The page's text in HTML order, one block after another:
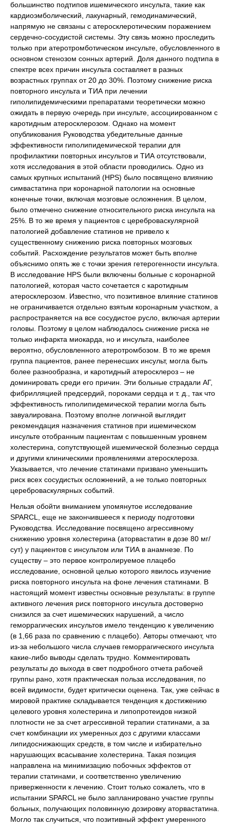
большинство подтипов ишемического инсульта, такие как
кардиоэмболический, лакунарный, гемодинамический,
напрямую не связаны с атеросклеротическим поражением
сердечно-сосудистой системы. Эту связь можно проследить
только при атеротромботическом инсульте, обусловленного в
основном стенозом сонных артерий. Доля данного подтипа в
спектре всех причин инсульта составляет в разных
возрастных группах от 20 до 30%. Поэтому снижение риска
повторного инсульта и ТИА при лечении
гиполипидемическими препаратами теоретически можно
ожидать в первую очередь при инсульте, ассоциированном с
каротидным атеросклерозом. Однако на момент
опубликования Руководства убедительные данные
эффективности гиполипидемической терапии для
профилактики повторных инсультов и ТИА отсутствовали,
хотя исследования в этой области проводились. Одно из
самых крупных испытаний (HPS) было посвящено влиянию
симвастатина при коронарной патологии на основные
конечные точки, включая мозговые осложнения. В целом,
было отмечено снижение относительного риска инсульта на
25%. В то же время у пациентов с цереброваскулярной
патологией добавление статинов не привело к
существенному снижению риска повторных мозговых
событий. Расхождение результатов может быть вполне
объяснимо опять же с точки зрения гетерогенности инсульта.
В исследование HPS были включены больные с коронарной
патологией, которая часто сочетается с каротидным
атеросклерозом. Известно, что позитивное влияние статинов
не ограничивается отдельно взятым коронарным участком, а
распространяется на все сосудистое русло, включая артерии
головы. Поэтому в целом наблюдалось снижение риска не
только инфаркта миокарда, но и инсульта, наиболее
вероятно, обусловленного атеротромбозом. В то же время
группа пациентов, ранее перенесших инсульт, могла быть
более разнообразна, и каротидный атеросклероз – не
доминировать среди его причин. Эти больные страдали АГ,
фибрилляцией предсердий, пороками сердца и т. д., так что
эффективность гиполипидемической терапии могла быть
завуалирована. Поэтому вполне логичной выглядит
рекомендация назначения статинов при ишемическом
инсульте отобранным пациентам с повышенным уровнем
холестерина, сопутствующей ишемической болезнью сердца
и другими клиническими проявлениями атеросклероза.
Указывается, что лечение статинами призвано уменьшить
риск всех сосудистых осложнений, а не только повторных
цереброваскулярных событий.
Нельзя обойти вниманием упомянутое исследование
SPARCL, еще не закончившееся к периоду подготовки
Руководства. Исследование посвящено агрессивному
снижению уровня холестерина (аторвастатин в дозе 80 мг/
сут) у пациентов с инсультом или ТИА в анамнезе. По
существу – это первое контролируемое плацебо
исследование, основной целью которого явилось изучение
риска повторного инсульта на фоне лечения статинами. В
настоящий момент известны основные результаты: в группе
активного лечения риск повторного инсульта достоверно
снизился за счет ишемических нарушений, а число
геморрагических инсультов имело тенденцию к увеличению
(в 1,66 раза по сравнению с плацебо). Авторы отмечают, что
из-за небольшого числа случаев геморрагического инсульта
какие-либо выводы сделать трудно. Комментировать
результаты до выхода в свет подробного отчета рабочей
группы рано, хотя практическая польза исследования, по
всей видимости, будет критически оценена. Так, уже сейчас в
мировой практике складывается тенденция к достижению
целевого уровня холестерина и липопротеидов низкой
плотности не за счет агрессивной терапии статинами, а за
счет комбинации их умеренных доз с другими классами
липидоснижающих средств, в том числе и избирательно
нарушающих всасывание холестерина. Такая позиция
направлена на минимизацию побочных эффектов от
терапии статинами, и соответственно увеличению
приверженности к лечению. Стоит только сожалеть, что в
испытании SPARCL не было запланировано участие группы
больных, получающих половинную дозировку аторвастатина.
Могло так случиться, что позитивный эффект умеренного